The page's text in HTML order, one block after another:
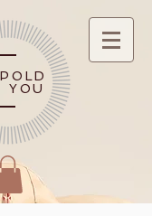
YOU